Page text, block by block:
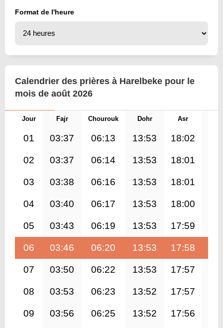
Format de l'heure
Calendrier des prières à Harelbeke pour le
mois de août 2026
Jour Fajr Chourouk Dohr Asr
01 03:37 06:13 13:53 18:02
02 03:37 06:14 13:53 18:01
03 03:38 06:16 13:53 18:01
04 03:40 06:17 13:53 18:00
05 03:43 06:19 13:53 17:59
06 03:46 06:20 13:53 17:58
07 03:50 06:22 13:53 17:57
08 03:53 06:23 13:52 17:57
09 03:56 06:25 13:52 17:56